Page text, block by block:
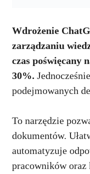
Wdrożenie
zarządzaniu
czas poświęcany
30%. Jednocześnie
podejmowanych
To narzędzie
dokumentów.
automatyzuje
pracowników oraz